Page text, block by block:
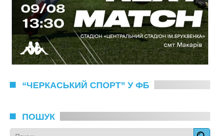
“ЧЕРКАСЬКИЙ СПОРТ” У ФБ
ПОШУК